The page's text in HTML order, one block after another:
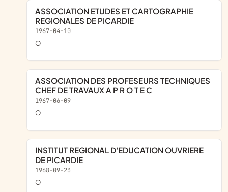
ASSOCIATION ETUDES ET CARTOGRAPHIE
REGIONALES DE PICARDIE
1967-04-10
o
ASSOCIATION DES PROFESEURS TECHNIQUES
CHEF DE TRAVAUX A P R O T E C
1967-06-09
o
INSTITUT REGIONAL D'EDUCATION OUVRIERE
DE PICARDIE
1968-09-23
o